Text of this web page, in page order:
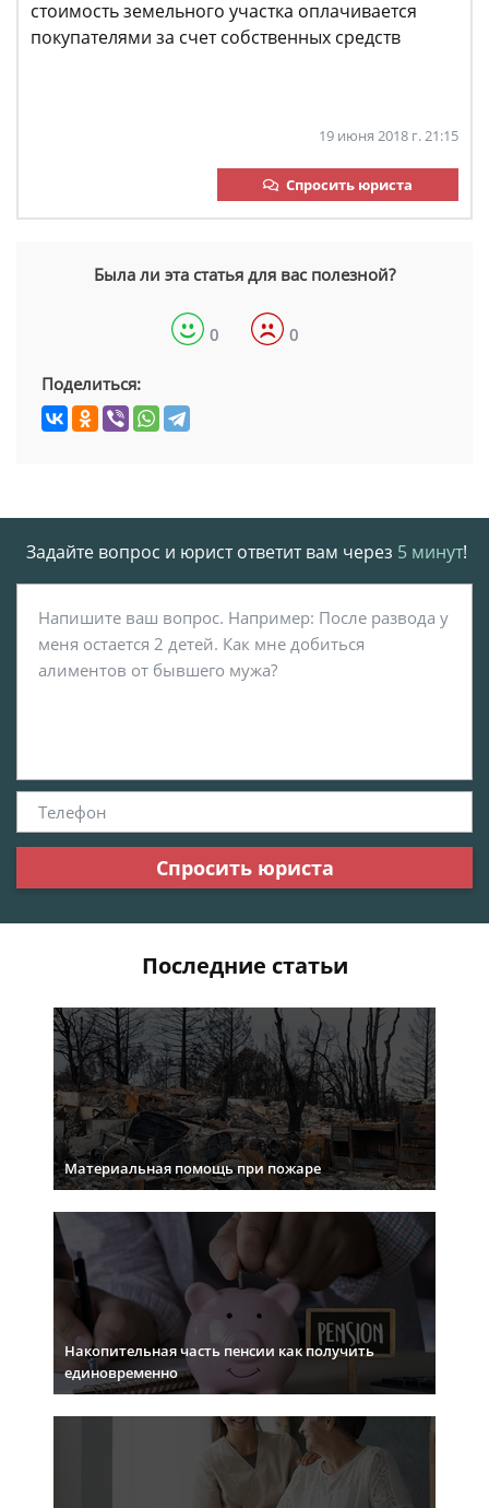
стоимость земельного участка оплачивается
покупателями за счет собственных средств
19 июня 2018 г. 21:15
Спросить юриста
Была ли эта статья для вас полезной?
0 0
Поделиться:
Задайте вопрос и юрист ответит вам через 5 минут!
Спросить юриста
Последние статьи
Материальная помощь при пожаре
Накопительная часть пенсии как получить
единовременно